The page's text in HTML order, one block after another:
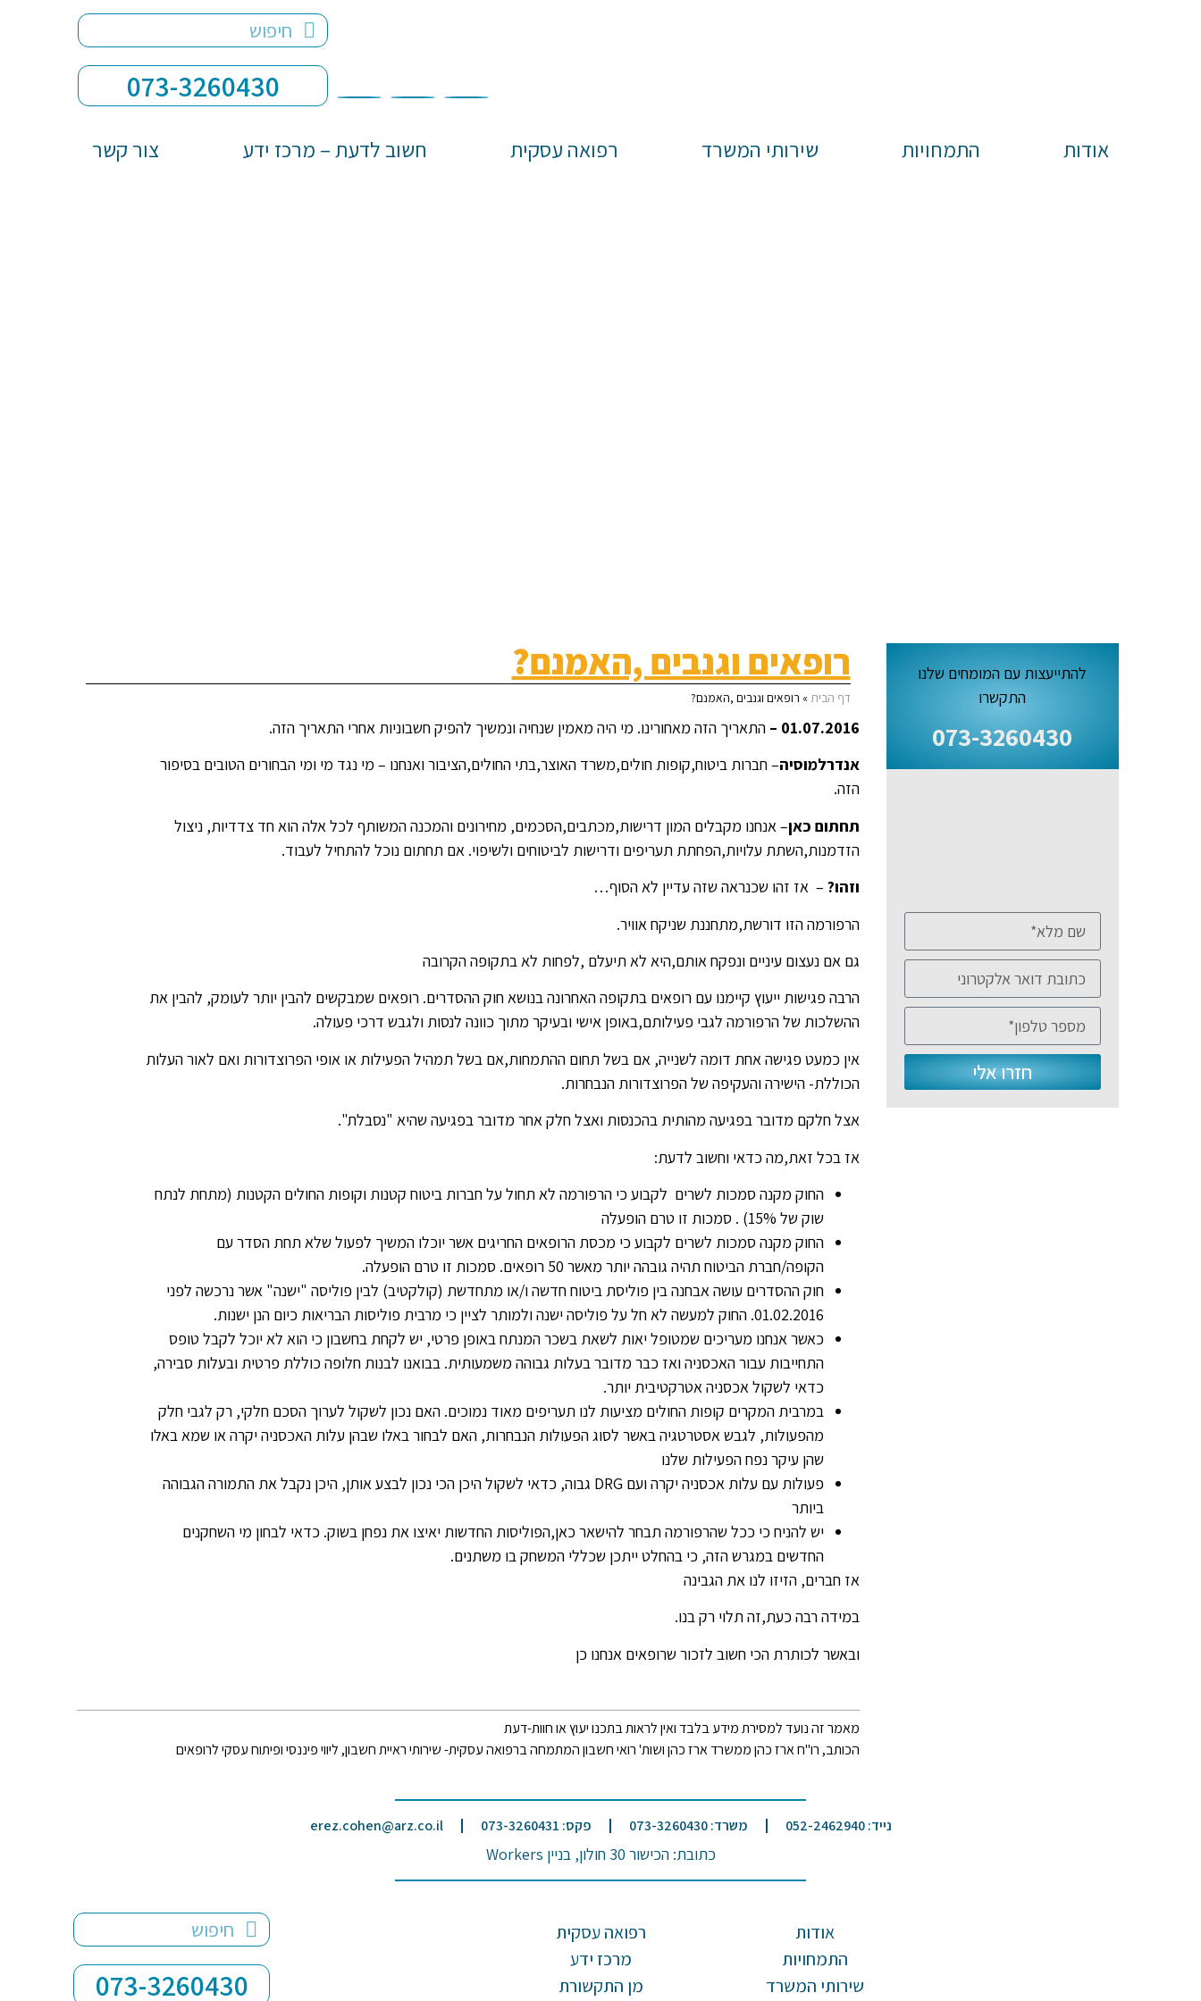
073-3260430
אודות התמחויות שירותי המשרד רפואה עסקית חשוב לדעת – מרכז ידע צור קשר
להתייעצות עם המומחים שלנו
התקשרו
073-3260430
חזרו אלי
רופאים וגנבים ,האמנם?
דף הבית» רופאים וגנבים ,האמנם?
01.07.2016 –
התאריך הזה מאחורינו. מי היה מאמין שנחיה ונמשיך להפיק חשבוניות אחרי התאריך הזה.
אנדרלמוסיה– חברות ביטוח,קופות חולים,משרד האוצר,בתי החולים,הציבור ואנחנו – מי נגד מי ומי הבחורים הטובים בסיפור
הזה.
תחתום כאן– אנחנו מקבלים המון דרישות,מכתבים,הסכמים, מחירונים והמכנה המשותף לכל אלה הוא חד צדדיות, ניצול
הזדמנות,השתת עלויות,הפחתת תעריפים ודרישות לביטוחים ולשיפוי. אם תחתום נוכל להתחיל לעבוד.
וזהו? – אז זהו שכנראה שזה עדיין לא הסוף…
הרפורמה הזו דורשת,מתחננת שניקח אוויר.
גם אם נעצום עיניים ונפקח אותם,היא לא תיעלם ,לפחות לא בתקופה הקרובה
הרבה פגישות ייעוץ קיימנו עם רופאים בתקופה האחרונה בנושא חוק ההסדרים. רופאים שמבקשים להבין יותר לעומק, להבין את
ההשלכות של הרפורמה לגבי פעילותם,באופן אישי ובעיקר מתוך כוונה לנסות ולגבש דרכי פעולה.
אין כמעט פגישה אחת דומה לשנייה, אם בשל תחום ההתמחות,אם בשל תמהיל הפעילות או אופי הפרוצדורות ואם לאור העלות
הכוללת- הישירה והעקיפה של הפרוצדורות הנבחרות.
אצל חלקם מדובר בפגיעה מהותית בהכנסות ואצל חלק אחר מדובר בפגיעה שהיא "נסבלת".
אז בכל זאת,מה כדאי וחשוב לדעת:
החוק מקנה סמכות לשרים לקבוע כי הרפורמה לא תחול על חברות ביטוח קטנות וקופות החולים הקטנות (מתחת לנתח
שוק של 15%) . סמכות זו טרם הופעלה
החוק מקנה סמכות לשרים לקבוע כי מכסת הרופאים החריגים אשר יוכלו המשיך לפעול שלא תחת הסדר עם
הקופה/חברת הביטוח תהיה גובהה יותר מאשר 50 רופאים. סמכות זו טרם הופעלה.
חוק ההסדרים עושה אבחנה בין פוליסת ביטוח חדשה ו/או מתחדשת (קולקטיב) לבין פוליסה "ישנה" אשר נרכשה לפני
01.02.2016. החוק למעשה לא חל על פוליסה ישנה ולמותר לציין כי מרבית פוליסות הבריאות כיום הנן ישנות.
כאשר אנחנו מעריכים שמטופל יאות לשאת בשכר המנתח באופן פרטי, יש לקחת בחשבון כי הוא לא יוכל לקבל טופס
התחייבות עבור האכסניה ואז כבר מדובר בעלות גבוהה משמעותית. בבואנו לבנות חלופה כוללת פרטית ובעלות סבירה,
כדאי לשקול אכסניה אטרקטיבית יותר.
במרבית המקרים קופות החולים מציעות לנו תעריפים מאוד נמוכים. האם נכון לשקול לערוך הסכם חלקי, רק לגבי חלק
מהפעולות, לגבש אסטרטגיה באשר לסוג הפעולות הנבחרות, האם לבחור באלו שבהן עלות האכסניה יקרה או שמא באלו
שהן עיקר נפח הפעילות שלנו
פעולות עם עלות אכסניה יקרה ועם DRG גבוה, כדאי לשקול היכן הכי נכון לבצע אותן, היכן נקבל את התמורה הגבוהה
ביותר
יש להניח כי ככל שהרפורמה תבחר להישאר כאן,הפוליסות החדשות יאיצו את נפחן בשוק. כדאי לבחון מי השחקנים
החדשים במגרש הזה, כי בהחלט ייתכן שכללי המשחק בו משתנים.
אז חברים, הזיזו לנו את הגבינה
במידה רבה כעת,זה תלוי רק בנו.
ובאשר לכותרת הכי חשוב לזכור שרופאים אנחנו כן
מאמר זה נועד למסירת מידע בלבד ואין לראות בתכנו יעוץ או חוות-דעת
הכותב, רו"ח ארז כהן ממשרד ארז כהן ושות' רואי חשבון המתמחה ברפואה עסקית- שירותי ראיית חשבון, ליווי פיננסי ופיתוח עסקי לרופאים
נייד: 052-2462940 משרד: 073-3260430 פקס: 073-3260431 erez.cohen@arz.co.il
כתובת: הכישור 30 חולון, בניין Workers
אודות
התמחויות
שירותי המשרד
רפואה עסקית
מרכז ידע
מן התקשורת
073-3260430